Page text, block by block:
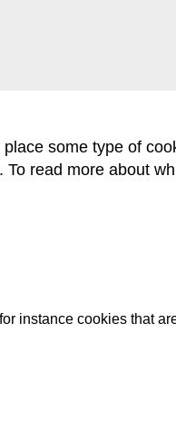
some type of
read more about
instance cookies that